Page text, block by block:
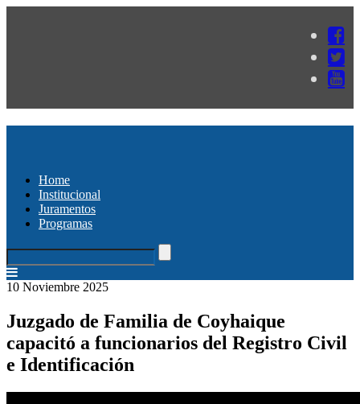
Home
Institucional
Juramentos
Programas
10 Noviembre 2025
Juzgado de Familia de Coyhaique
capacitó a funcionarios del Registro Civil
e Identificación